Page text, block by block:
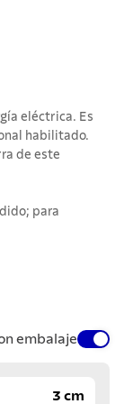
eléctrica. Es
habilitado.
de este
para
embalaje
3 cm